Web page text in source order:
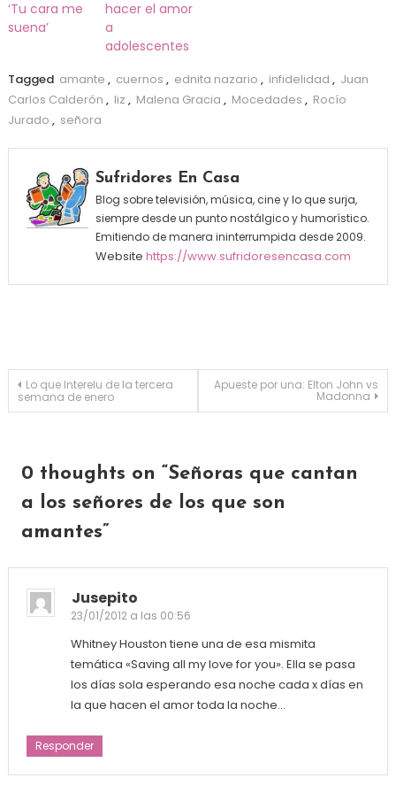
‘Tu cara me
suena’
hacer el amor
a
adolescentes
Tagged amante , cuernos , ednita nazario , infidelidad , Juan
Carlos Calderón , liz , Malena Gracia , Mocedades , Rocío
Jurado , señora
Sufridores En Casa
Blog sobre televisión, música, cine y lo que surja,
siempre desde un punto nostálgico y humorístico.
Emitiendo de manera ininterrumpida desde 2009.
Website https://www.sufridoresencasa.com
Navegación de entradas
Lo que Interelu de la tercera
semana de enero
Apueste por una: Elton John vs
Madonna
0 thoughts on “Señoras que cantan
a los señores de los que son
amantes”
Jusepito
23/01/2012 a las 00:56
Whitney Houston tiene una de esa mismita
temática «Saving all my love for you». Ella se pasa
los días sola esperando esa noche cada x días en
la que hacen el amor toda la noche…
Responder